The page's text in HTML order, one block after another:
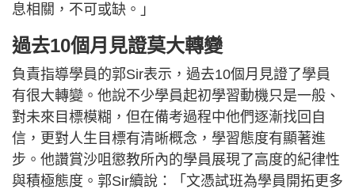
息相關，不可或缺。」
過去10個月見證莫大轉變
負責指導學員的郭Sir表示，過去10個月見證了學員
有很大轉變。他說不少學員起初學習動機只是一般、
對未來目標模糊，但在備考過程中他們逐漸找回自
信，更對人生目標有清晰概念，學習態度有顯著進
步。他讚賞沙咀懲教所內的學員展現了高度的紀律性
與積極態度。郭Sir續說：「文憑試班為學員開拓更多